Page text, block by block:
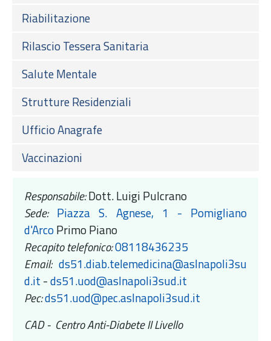
Riabilitazione
Rilascio Tessera Sanitaria
Salute Mentale
Strutture Residenziali
Ufficio Anagrafe
Vaccinazioni
Responsabile:Dott. Luigi Pulcrano
Sede: Piazza S. Agnese, 1 - Pomigliano
d'ArcoPrimo Piano
Recapito telefonico:08118436235
Email: ds51.diab.telemedicina@aslnapoli3su
d.it -ds51.uod@aslnapoli3sud.it
Pec:ds51.uod@pec.aslnapoli3sud.it
CAD - Centro Anti-Diabete II Livello